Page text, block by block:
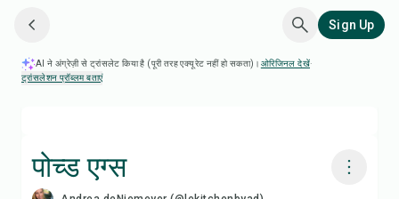
Sign Up
AI ने अंग्रेज़ी से ट्रांसलेट किया है (पूरी तरह एक्यूरेट नहीं हो सकता)। ओरिजिनल देखें·
ट्रांसलेशन प्रॉब्लम बताएं
पोच्ड एग्स